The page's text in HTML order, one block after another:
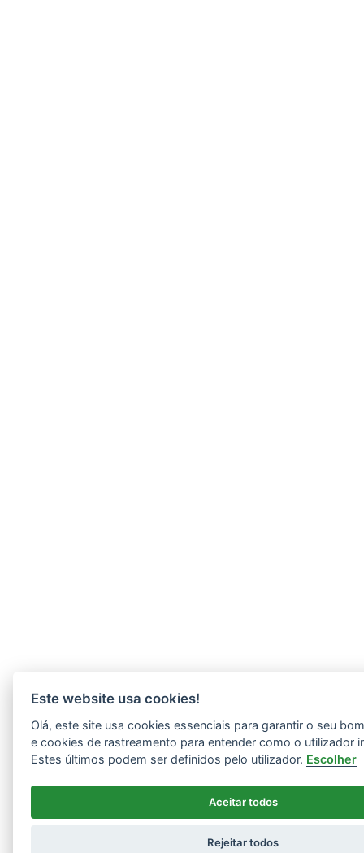
Este website usa cookies!
Olá, este site usa cookies essenciais para garantir o seu
e cookies de rastreamento para entender como o utilizador
Estes últimos podem ser definidos pelo utilizador. Escolher
Aceitar todos
Rejeitar todos